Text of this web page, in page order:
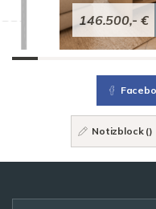
146.500,- €
Notizblock ()